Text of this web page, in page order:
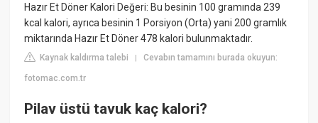
Hazır Et Döner Kalori Değeri: Bu besinin 100 gramında 239
kcal kalori, ayrıca besinin 1 Porsiyon (Orta) yani 200 gramlık
miktarında Hazır Et Döner 478 kalori bulunmaktadır.
Kaynak kaldırma talebi |Cevabın tamamını burada okuyun:
fotomac.com.tr
Pilav üstü tavuk kaç kalori?